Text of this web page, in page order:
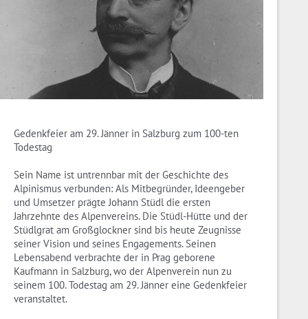
Gedenkfeier am 29. Jänner in Salzburg zum 100-ten
Todestag
Sein Name ist untrennbar mit der Geschichte des
Alpinismus verbunden: Als Mitbegründer, Ideengeber
und Umsetzer prägte Johann Stüdl die ersten
Jahrzehnte des Alpenvereins. Die Stüdl-Hütte und der
Stüdlgrat am Großglockner sind bis heute Zeugnisse
seiner Vision und seines Engagements. Seinen
Lebensabend verbrachte der in Prag geborene
Kaufmann in Salzburg, wo der Alpenverein nun zu
seinem 100. Todestag am 29. Jänner eine Gedenkfeier
veranstaltet.